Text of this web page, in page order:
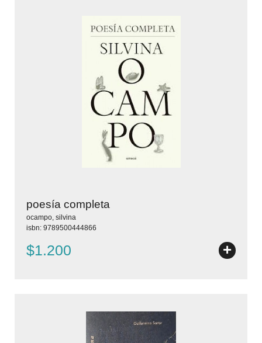
poesía completa
ocampo, silvina
isbn: 9789500444866
$1.200 +